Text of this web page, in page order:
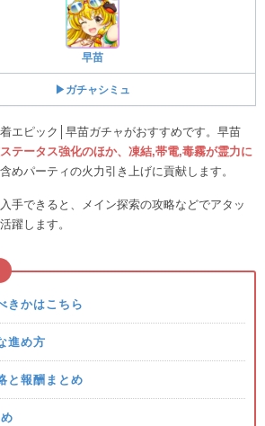
早苗
▶ガチャシミュ
エピック│早苗ガチャがおすすめです。早苗
テータス強化のほか、凍結,帯電,毒霧が霊力に
めパーティの火力引き上げに貢献します。
手できると、メイン探索の攻略などでアタッ
躍します。
きかはこちら
進め方
と報酬まとめ